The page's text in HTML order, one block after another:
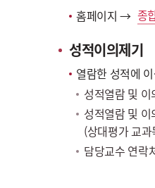
홈페이지 → 종
성적이의제기
열람한 성적에
성적열람 및
성적열람 및
(상대평가 교
담당교수 연